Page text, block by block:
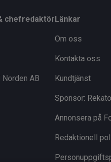
chefredaktör
AB
Länkar
Om oss
Kontakta oss
Kundtjänst
Sponsor:
Annonsera på
Redaktionell